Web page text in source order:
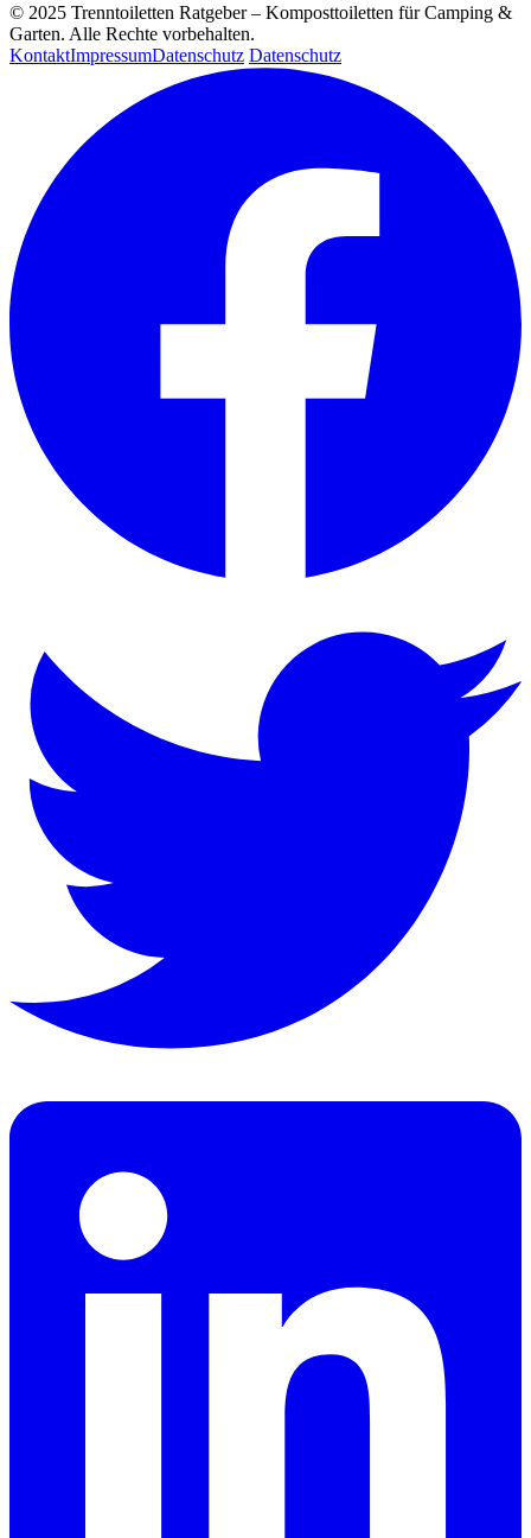
© 2025 Trenntoiletten Ratgeber – Komposttoiletten für Camping &
Garten. Alle Rechte vorbehalten.
KontaktImpressumDatenschutz Datenschutz